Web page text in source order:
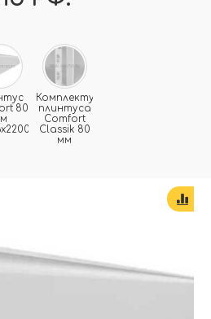
80
Комплектующие
плинтуса
Comfort
Classik 80
мм